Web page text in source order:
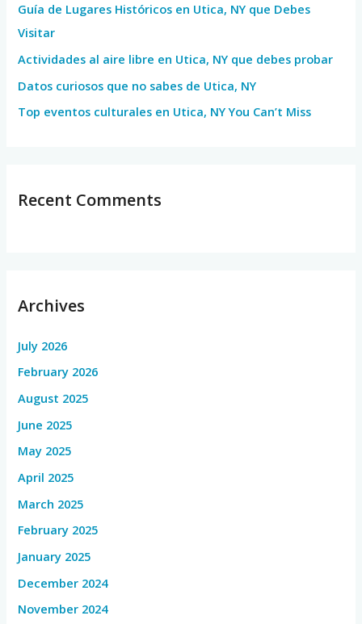
o
r
:
Guía de Lugares Históricos en Utica, NY que Debes
Visitar
Actividades al aire libre en Utica, NY que debes probar
Datos curiosos que no sabes de Utica, NY
Top eventos culturales en Utica, NY You Can’t Miss
Recent Comments
Archives
July 2026
February 2026
August 2025
June 2025
May 2025
April 2025
March 2025
February 2025
January 2025
December 2024
November 2024